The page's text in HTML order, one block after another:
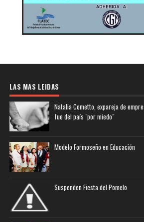
LAS MAS LEIDAS
Natalia Cometto, expareja de
fue del país "por miedo"
Modelo Formoseño en Educación
Suspenden Fiesta del Pomelo